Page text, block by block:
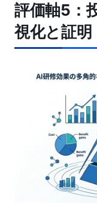
評価軸5：
視化と証明